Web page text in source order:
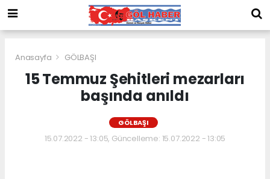
Anasayfa GÖLBAŞI
15 Temmuz Şehitleri mezarları
başında anıldı
GÖLBAŞI
15.07.2022 - 13:05, Güncelleme: 15.07.2022 - 13:05